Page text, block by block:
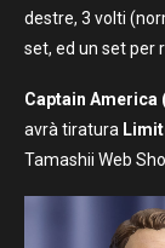
destre, 3 volti
set, ed un set per
Captain America
avrà tiratura
Tamashii Web